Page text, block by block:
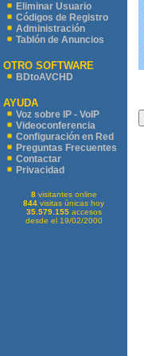
Eliminar Usuario
Códigos de Registro
Administración
Tablón de Anuncios
OTRO SOFTWARE
BDtoAVCHD
AYUDA
Voz sobre IP - VoIP
Videoconferencia
Configuración en Red
Preguntas Frecuentes
Contactar
Privacidad
8visitantes online
844 visitas únicas hoy
35.579.155accesos
desde el 19/02/2000